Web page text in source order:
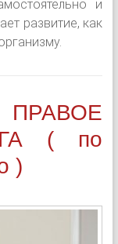
и
развитие, как
( по
)